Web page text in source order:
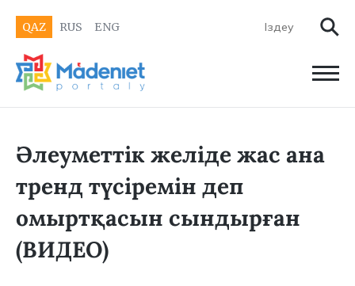
QAZ RUS ENG
Әлеуметтік желіде жас ана
тренд түсіремін деп
омыртқасын сындырған
(ВИДЕО)